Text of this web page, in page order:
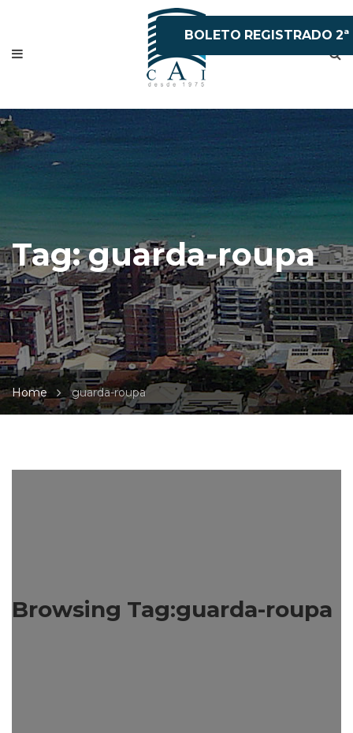
Tag:guarda-roupa
Home guarda-roupa
Browsing Tag:guarda-roupa
BOLETO REGISTRADO 2ª